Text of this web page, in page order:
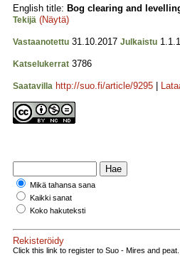
English title: Bog clearing and
Tekijä (Näytä)
Vastaanotettu 31.10.2017 Julkaistu
Katselukerrat 3786
Saatavilla http://suo.fi/article/9295
Mikä tahansa sana
Kaikki sanat
Koko hakuteksti
Rekisteröidy
Click this link to register to Suo - Mires and peat.